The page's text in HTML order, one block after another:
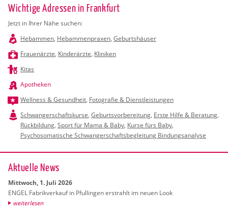
Wichtige Adressen in Frankfurt
Jetzt in Ihrer Nähe suchen:
Hebammen, Hebammenpraxen, Geburtshäuser
Frauenärzte, Kinderärzte, Kliniken
Kitas
Apotheken
Wellness & Gesundheit, Fotografie & Dienstleistungen
Schwangerschaftskurse, Geburtsvorbereitung, Erste Hilfe & Beratung,
Rückbildung, Sport für Mama & Baby, Kurse fürs Baby,
Psychosomatische Schwangerschaftsbegleitung Bindungsanalyse
Ak­tu­el­le News
Mitt­woch, 1. Juli 2026
ENGEL Fa­brik­ver­kauf in Pful­lin­gen er­strahlt im neuen Look
wei­ter­le­sen